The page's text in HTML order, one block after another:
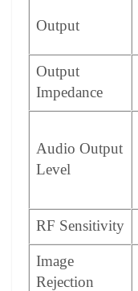
Output
Output
Impedance
Audio Output
Level
RF Sensitivity
Image
Rejection